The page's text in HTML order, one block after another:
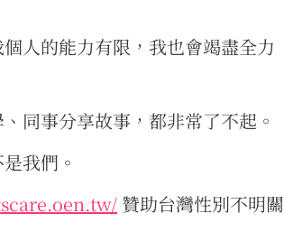
人的能力有限，我也會竭盡全力
同事分享故事，都非常了不起。
我們。
贊助台灣性別不明關